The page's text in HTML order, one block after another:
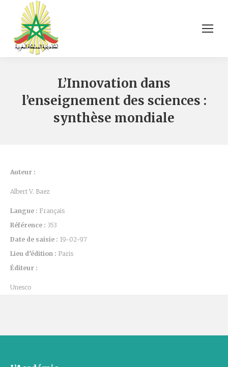
L’Innovation dans
l’enseignement des sciences :
synthèse mondiale
Auteur :
Albert V. Baez
Langue : Français
Référence : 353
Date de saisie : 19-02-97
Lieu d’édition : Paris
Éditeur :
Unesco